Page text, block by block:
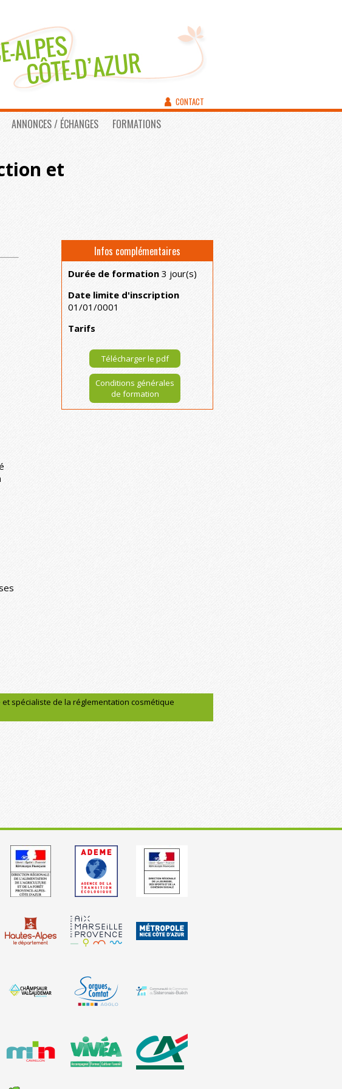
CONTACT
ANNONCES / ÉCHANGES FORMATIONS
et
Infos complémentaires
Durée de formation 3 jour(s)
Date limite d'inscription
01/01/0001
Tarifs
Télécharger le pdf
Conditions générales
de formation
spécialiste de la réglementation cosmétique